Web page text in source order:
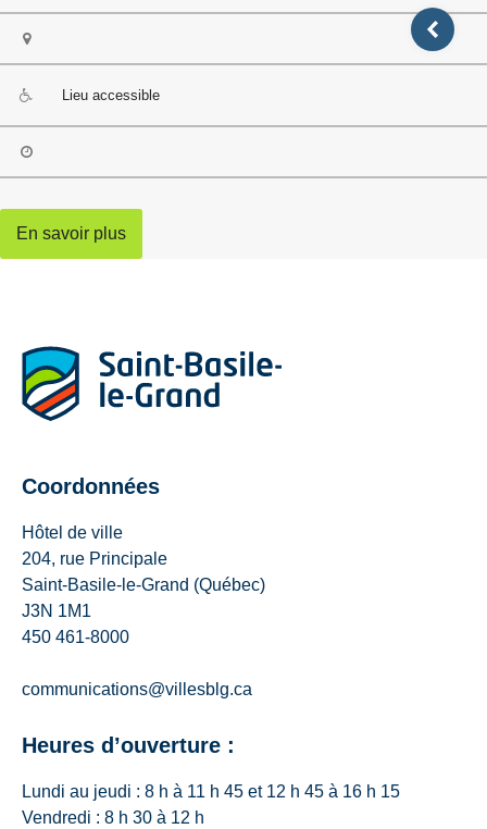
Lieu accessible
En savoir plus
Coordonnées
Hôtel de ville
204, rue Principale
Saint-Basile-le-Grand (Québec)
J3N 1M1
450 461-8000
communications@villesblg.ca
Heures d’ouverture :
Lundi au jeudi : 8 h à 11 h 45 et 12 h 45 à 16 h 15
Vendredi : 8 h 30 à 12 h